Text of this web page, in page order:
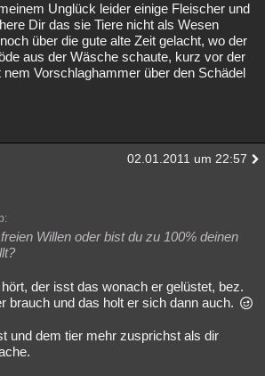
Unglück leider einige Fleischer und
Dir das sie Tiere nicht als Wesen
über die gute alte Zeit gelacht, wo der
aus der Wäsche schaute, kurz vor der
Vorschlaghammer über den Schädel
02.01.2011 um 22:57
Willen oder bist du zu 100% deinen
der isst das wonach er gelüstet, bez.
brauch und das holt er sich dann auch.
und dem tier mehr zusprichst als dir